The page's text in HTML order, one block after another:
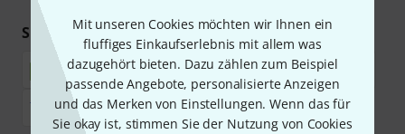
Mit unseren Cookies möchten wir Ihnen ein
fluffiges Einkaufserlebnis mit allem was
dazugehört bieten. Dazu zählen zum Beispiel
passende Angebote, personalisierte Anzeigen
und das Merken von Einstellungen. Wenn das für
Sie okay ist, stimmen Sie der Nutzung von Cookies
Sicher einkaufen & bezahlen